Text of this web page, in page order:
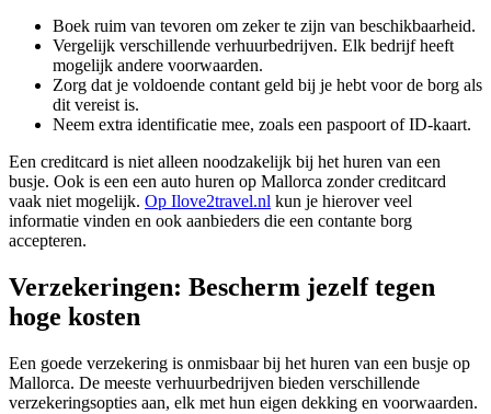
Boek ruim van tevoren om zeker te zijn van beschikbaarheid.
Vergelijk verschillende verhuurbedrijven. Elk bedrijf heeft
mogelijk andere voorwaarden.
Zorg dat je voldoende contant geld bij je hebt voor de borg als
dit vereist is.
Neem extra identificatie mee, zoals een paspoort of ID-kaart.
Een creditcard is niet alleen noodzakelijk bij het huren van een
busje. Ook is een een auto huren op Mallorca zonder creditcard
vaak niet mogelijk. Op Ilove2travel.nl kun je hierover veel
informatie vinden en ook aanbieders die een contante borg
accepteren.
Verzekeringen: Bescherm jezelf tegen
hoge kosten
Een goede verzekering is onmisbaar bij het huren van een busje op
Mallorca. De meeste verhuurbedrijven bieden verschillende
verzekeringsopties aan, elk met hun eigen dekking en voorwaarden.